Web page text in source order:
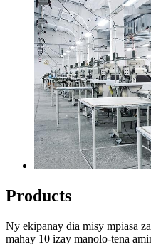
Products
Ny ekipanay dia misy mpiasa
mahay 10 izay manolo-tena